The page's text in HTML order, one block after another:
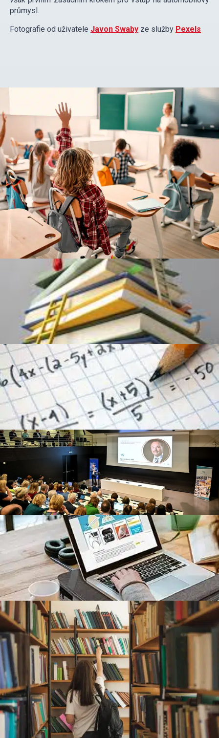
průmysl.
Fotografie od uživatele Javon Swaby ze služby Pexels